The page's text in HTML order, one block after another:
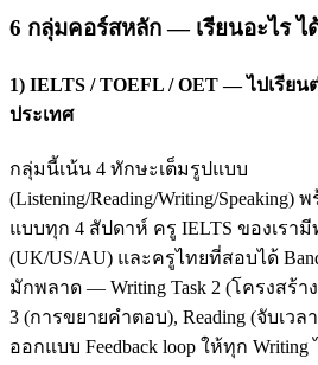
6 กลุ่มคอร์สหลัก — เรียนอะไร ไ
1) IELTS / TOEFL / OET — ไปเรีย
ประเทศ
กลุ่มนี้เน้น 4 ทักษะเต็มรูปแบบ
(Listening/Reading/Writing/Speaking)
แบบทุก 4 สัปดาห์ ครู IELTS ของเรามี
(UK/US/AU) และครูไทยที่สอบได้
มักพลาด — Writing Task 2 (โครงสร้าง
3 (การขยายคำตอบ), Reading (จับเวล
ออกแบบ Feedback loop ให้ทุก